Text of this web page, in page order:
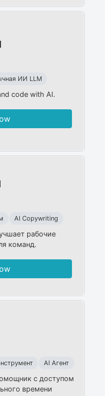
ИИ LLM
code with AI.
AI Copywriting
рабочие
команд.
AI Агент
с доступом
времени